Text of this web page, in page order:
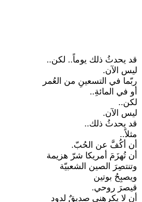
قد يحدثُ ذلك يوماً.. لكن..
ليس الآن.
ربّما في التسعينِ من العُمر
أو في المائةِ..
لكن..
ليس الآن.
قد يحدثُ ذلك..
مثلاً..
أن أكُفَّ عن الحُبّ.
أن تُهزَمَ أمريكا شرّ هزيمة
وتنتصِرَ الصين الشعبيّة
ويصبِحُ بوتين
قيصرَ روحي.
أن لا يكرهني صديقٌ لدود